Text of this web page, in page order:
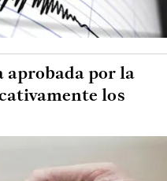
aprobada por la
los